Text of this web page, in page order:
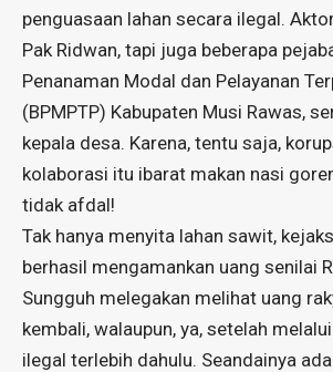
penguasaan lahan secara ilegal.
Pak Ridwan, tapi juga beberapa
Penanaman Modal dan Pelayanan
(BPMPTP) Kabupaten Musi Rawas,
kepala desa. Karena, tentu saja,
kolaborasi itu ibarat makan nasi
tidak afdal!
Tak hanya menyita lahan sawit,
berhasil mengamankan uang senilai
Sungguh melegakan melihat uang
kembali, walaupun, ya, setelah
ilegal terlebih dahulu. Seandainya